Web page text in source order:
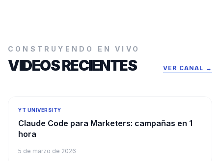
CONSTRUYENDO EN VIVO
VIDEOS RECIENTES VER CANAL →
YT UNIVERSITY
Claude Code para Marketers: campañas en 1
hora
5 de marzo de 2026